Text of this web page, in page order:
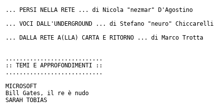
... PERSI NELLA RETE ... di Nicola "nezmar" D'Agostino
... VOCI DALL'UNDERGROUND ... di Stefano "neuro" Chiccarelli
... DALLA RETE A(LLA) CARTA E RITORNO ... di Marco Trotta
............................
:: TEMI E APPROFONDIMENTI ::
............................
MICROSOFT
Bill Gates, il re è nudo
SARAH TOBIAS